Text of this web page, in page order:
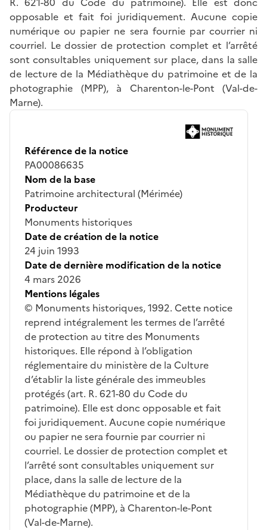
opposable et fait foi juridiquement. Aucune copie
numérique ou papier ne sera fournie par courrier ni
courriel. Le dossier de protection complet et l’arrêté
sont consultables uniquement sur place, dans la salle
de lecture de la Médiathèque du patrimoine et de la
photographie (MPP), à Charenton-le-Pont (Val-de-
Marne).
Référence de la notice
PA00086635
Nom de la base
Patrimoine architectural (Mérimée)
Producteur
Monuments historiques
Date de création de la notice
24 juin 1993
Date de dernière modification de la notice
4 mars 2026
Mentions légales
© Monuments historiques, 1992. Cette notice
reprend intégralement les termes de l’arrêté
de protection au titre des Monuments
historiques. Elle répond à l’obligation
réglementaire du ministère de la Culture
d’établir la liste générale des immeubles
protégés (art. R. 621-80 du Code du
patrimoine). Elle est donc opposable et fait
foi juridiquement. Aucune copie numérique
ou papier ne sera fournie par courrier ni
courriel. Le dossier de protection complet et
l’arrêté sont consultables uniquement sur
place, dans la salle de lecture de la
Médiathèque du patrimoine et de la
photographie (MPP), à Charenton-le-Pont
(Val-de-Marne).